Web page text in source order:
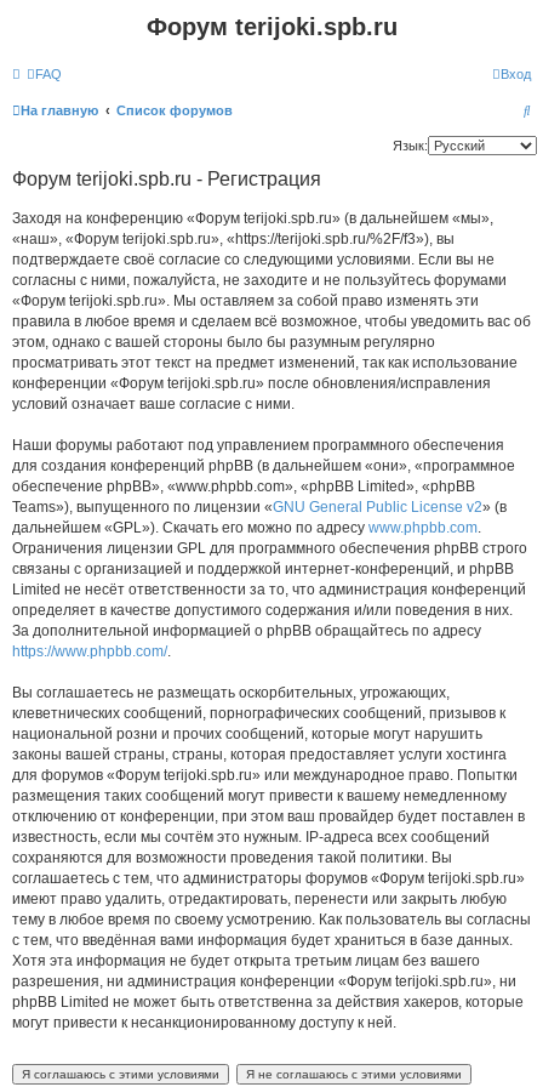
Форум terijoki.spb.ru
FAQ Вход
На главную Список форумов
П
о
Язык:
Форум terijoki.spb.ru - Регистрация
Заходя на конференцию «Форум terijoki.spb.ru» (в дальнейшем «мы»,
«наш», «Форум terijoki.spb.ru», «https://terijoki.spb.ru/%2F/f3»), вы
подтверждаете своё согласие со следующими условиями. Если вы не
согласны с ними, пожалуйста, не заходите и не пользуйтесь форумами
«Форум terijoki.spb.ru». Мы оставляем за собой право изменять эти
правила в любое время и сделаем всё возможное, чтобы уведомить вас об
этом, однако с вашей стороны было бы разумным регулярно
просматривать этот текст на предмет изменений, так как использование
конференции «Форум terijoki.spb.ru» после обновления/исправления
условий означает ваше согласие с ними.
Наши форумы работают под управлением программного обеспечения
для создания конференций phpBB (в дальнейшем «они», «программное
обеспечение phpBB», «www.phpbb.com», «phpBB Limited», «phpBB
Teams»), выпущенного по лицензии «GNU General Public License v2» (в
дальнейшем «GPL»). Скачать его можно по адресу www.phpbb.com.
Ограничения лицензии GPL для программного обеспечения phpBB строго
связаны с организацией и поддержкой интернет-конференций, и phpBB
Limited не несёт ответственности за то, что администрация конференций
определяет в качестве допустимого содержания и/или поведения в них.
За дополнительной информацией о phpBB обращайтесь по адресу
https://www.phpbb.com/.
Вы соглашаетесь не размещать оскорбительных, угрожающих,
клеветнических сообщений, порнографических сообщений, призывов к
национальной розни и прочих сообщений, которые могут нарушить
законы вашей страны, страны, которая предоставляет услуги хостинга
для форумов «Форум terijoki.spb.ru» или международное право. Попытки
размещения таких сообщений могут привести к вашему немедленному
отключению от конференции, при этом ваш провайдер будет поставлен в
известность, если мы сочтём это нужным. IP-адреса всех сообщений
сохраняются для возможности проведения такой политики. Вы
соглашаетесь с тем, что администраторы форумов «Форум terijoki.spb.ru»
имеют право удалить, отредактировать, перенести или закрыть любую
тему в любое время по своему усмотрению. Как пользователь вы согласны
с тем, что введённая вами информация будет храниться в базе данных.
Хотя эта информация не будет открыта третьим лицам без вашего
разрешения, ни администрация конференции «Форум terijoki.spb.ru», ни
phpBB Limited не может быть ответственна за действия хакеров, которые
могут привести к несанкционированному доступу к ней.